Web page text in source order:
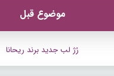
موضوع قبل
رُژ لب جدید برند ریحانا